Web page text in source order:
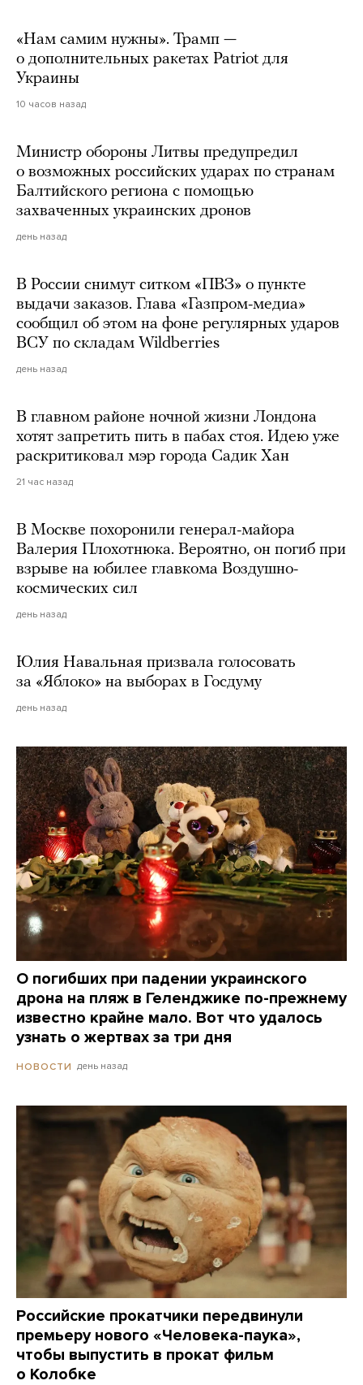
«Нам самим нужны». Трамп —
о дополнительных ракетах Patriot для
Украины
10 часов назад
Министр обороны Литвы предупредил
о возможных российских ударах по странам
Балтийского региона с помощью
захваченных украинских дронов
день назад
В России снимут ситком «ПВЗ» о пункте
выдачи заказов. Глава «Газпром-медиа»
сообщил об этом на фоне регулярных ударов
ВСУ по складам Wildberries
день назад
В главном районе ночной жизни Лондона
хотят запретить пить в пабах стоя. Идею уже
раскритиковал мэр города Садик Хан
21 час назад
В Москве похоронили генерал-майора
Валерия Плохотнюка. Вероятно, он погиб при
взрыве на юбилее главкома Воздушно-
космических сил
день назад
Юлия Навальная призвала голосовать
за «Яблоко» на выборах в Госдуму
день назад
О погибших при падении украинского
дрона на пляж в Геленджике по-прежнему
известно крайне мало. Вот что удалось
узнать о жертвах за три дня
НОВОСТИ день назад
Российские прокатчики передвинули
премьеру нового «Человека-паука»,
чтобы выпустить в прокат фильм
о Колобке